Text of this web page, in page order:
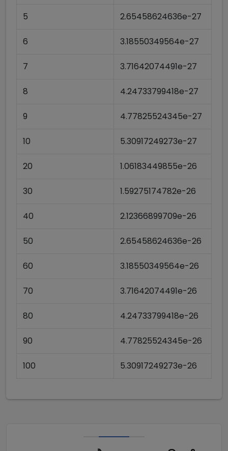
5 2.65458624636e-27
6 3.18550349564e-27
7 3.71642074491e-27
8 4.24733799418e-27
9 4.77825524345e-27
10 5.30917249273e-27
20 1.06183449855e-26
30 1.59275174782e-26
40 2.12366899709e-26
50 2.65458624636e-26
60 3.18550349564e-26
70 3.71642074491e-26
80 4.24733799418e-26
90 4.77825524345e-26
100 5.30917249273e-26